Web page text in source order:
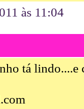
às 11:04
tá